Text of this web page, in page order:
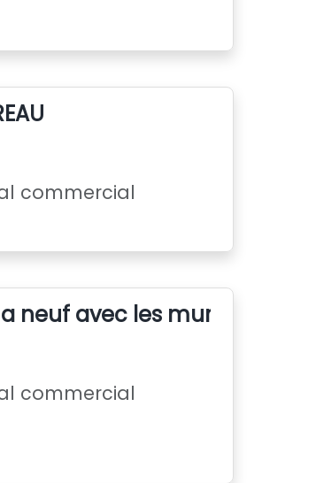
commercial
neuf avec les murs
commercial